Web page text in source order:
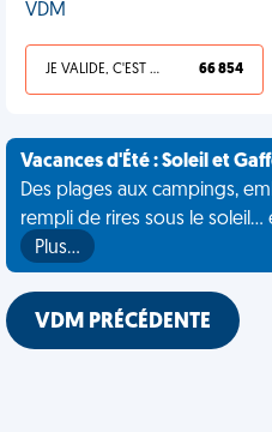
VDM
JE VALIDE, C'EST UNE VDM 66 854
Vacances d'Été : Soleil et
Des plages aux campings,
rempli de rires sous le
Plus…
VDM PRÉCÉDENTE